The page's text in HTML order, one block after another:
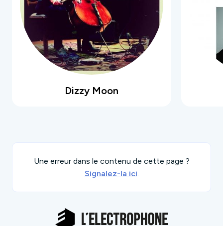
Dizzy Moon
Une erreur dans le contenu de cette page ?
Signalez-la ici.